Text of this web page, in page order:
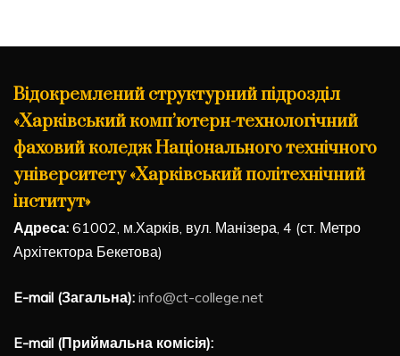
Відокремлений структурний підрозділ
«Харківський комп’ютерн-технологічний
фаховий коледж Національного технічного
університету «Харківський політехнічний
інститут»
Адреса: 61002, м.Харків, вул. Манізера, 4 (ст. Метро
Архітектора Бекетова)
E-mail (Загальна): info@ct-college.net
E-mail (Приймальна комісія):